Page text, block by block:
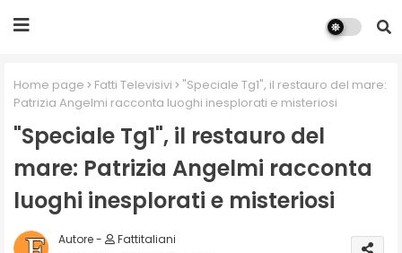
Home page Fatti Televisivi
"Speciale Tg1", il restauro del mare:
Patrizia Angelmi racconta luoghi inesplorati e misteriosi
"Speciale Tg1", il restauro del
mare: Patrizia Angelmi racconta
luoghi inesplorati e misteriosi
Fattitaliani